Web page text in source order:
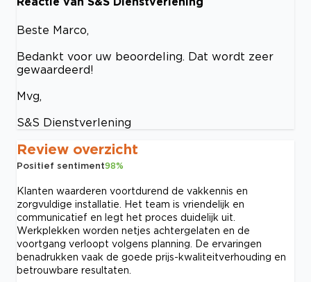
Beste Marco,
Bedankt voor uw beoordeling. Dat wordt zeer
gewaardeerd!
Mvg,
S&S Dienstverlening
Review overzicht
Positief sentiment98%
Klanten waarderen voortdurend de vakkennis en
zorgvuldige installatie. Het team is vriendelijk en
communicatief en legt het proces duidelijk uit.
Werkplekken worden netjes achtergelaten en de
voortgang verloopt volgens planning. De ervaringen
benadrukken vaak de goede prijs-kwaliteitverhouding en
betrouwbare resultaten.